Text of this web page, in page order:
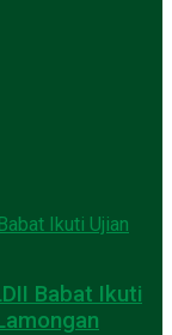
Babat Ikuti